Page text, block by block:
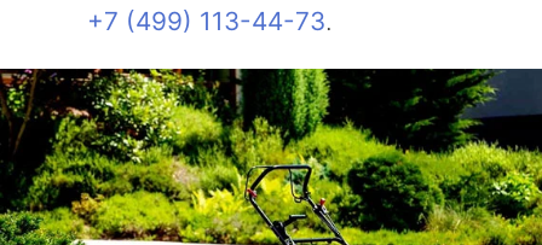
+7 (499) 113-44-73.